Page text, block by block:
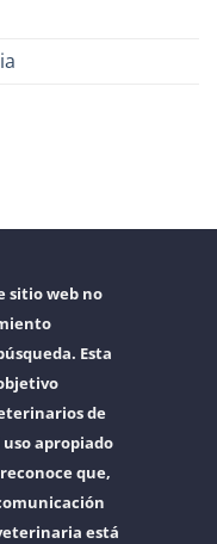
sitio web no
Esta
de
apropiado
que,
está